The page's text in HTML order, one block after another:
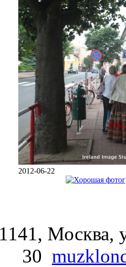
2012-06-22
Москва,
30